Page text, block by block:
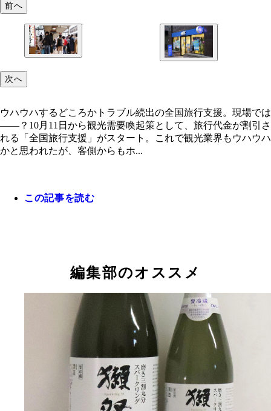
前へ
次へ
ウハウハするどころかトラブル続出の全国旅行支援。現場では
――？10月11日から観光需要喚起策として、旅行代金が割引さ
れる「全国旅行支援」がスタート。これで観光業界もウハウハ
かと思われたが、客側からもホ...
この記事を読む
編集部のオススメ